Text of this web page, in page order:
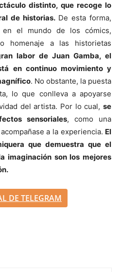
distinto, que recoge lo
de historias.De esta forma,
en el mundo de los cómics,
homenaje a las historietas
labor de Juan Gamba, el
en continuo movimiento y
. No obstante, la puesta
lo que conlleva a apoyarse
del artista. Por lo cual, se
sensoriales, como una
a la experiencia. El
que demuestra que el
imaginación son los mejores
DE TELEGRAM